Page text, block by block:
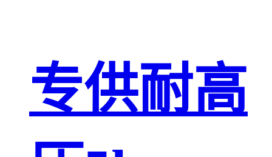
专供耐高